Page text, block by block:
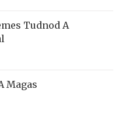
Tudnod A
Magas